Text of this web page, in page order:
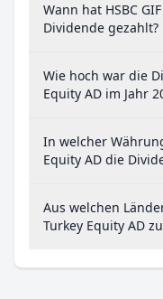
Wann hat HSBC
Dividende gezahlt?
Wie hoch war die
Equity AD im Jahr
In welcher
Equity AD die
Aus welchen
Turkey Equity AD